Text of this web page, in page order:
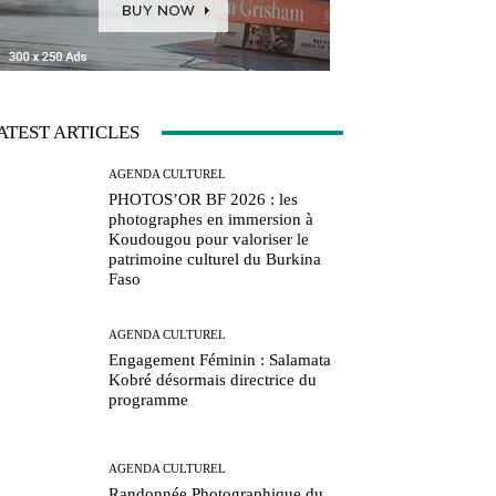
ARTICLES
AGENDA CULTUREL
PHOTOS’OR BF 2026 : les
photographes en immersion à
Koudougou pour valoriser le
patrimoine culturel du Burkina
Faso
AGENDA CULTUREL
Engagement Féminin : Salamata
Kobré désormais directrice du
programme
AGENDA CULTUREL